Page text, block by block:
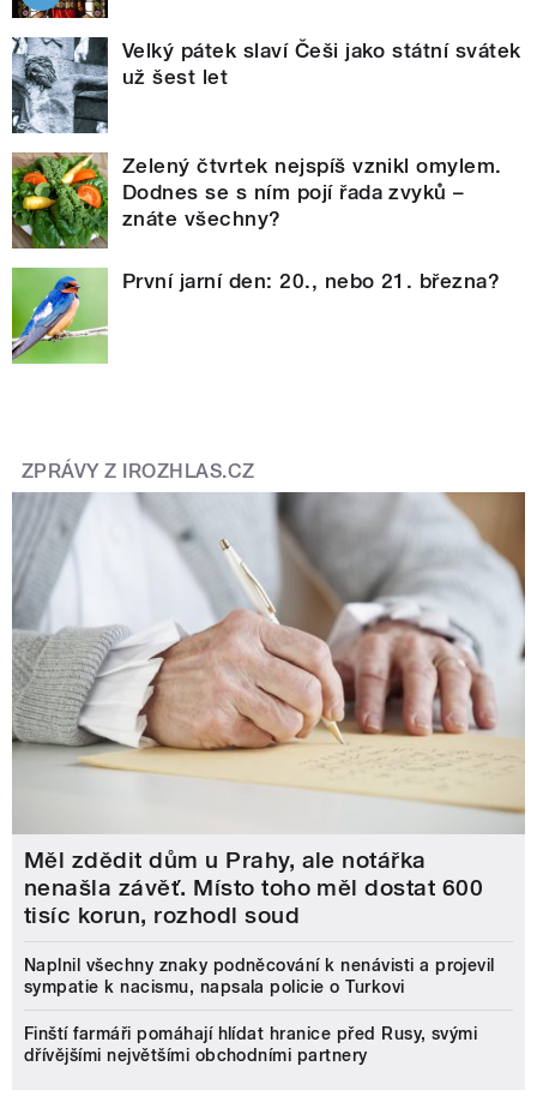
Velký pátek slaví Češi jako státní svátek
už šest let
Zelený čtvrtek nejspíš vznikl omylem.
Dodnes se s ním pojí řada zvyků –
znáte všechny?
První jarní den: 20., nebo 21. března?
ZPRÁVY Z IROZHLAS.CZ
Měl zdědit dům u Prahy, ale notářka
nenašla závěť. Místo toho měl dostat 600
tisíc korun, rozhodl soud
Naplnil všechny znaky podněcování k nenávisti a projevil
sympatie k nacismu, napsala policie o Turkovi
Finští farmáři pomáhají hlídat hranice před Rusy, svými
dřívějšími největšími obchodními partnery